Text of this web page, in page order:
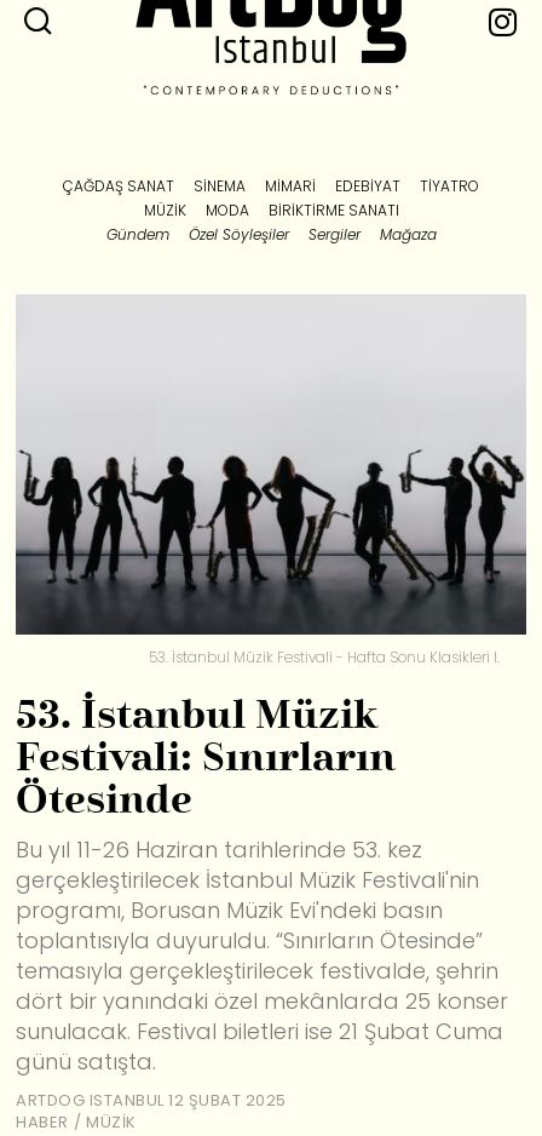
ÇAĞDAŞ SANAT SINEMA MIMARI EDEBIYAT
TIYATRO
MÜZIK
MODA
BIRIKTIRME SANATI
Gündem
Özel Söyleşiler Sergiler Mağaza
53. İstanbul Müzik Festivali - Hafta Sonu Klasikleri I.
53. İstanbul Müzik
Festivali: Sınırların
Ötesinde
Bu yıl 11-26 Haziran tarihlerinde 53. kez
gerçekleştirilecek İstanbul Müzik Festivali'nin
programı, Borusan Müzik Evi'ndeki basın
toplantısıyla duyuruldu. “Sınırların Ötesinde”
temasıyla gerçekleştirilecek festivalde, şehrin
dört bir yanındaki özel mekânlarda 25 konser
sunulacak. Festival biletleri ise 21 Şubat Cuma
günü satışta.
ARTDOG ISTANBUL 12 ŞUBAT 2025
HABER / MÜZIK